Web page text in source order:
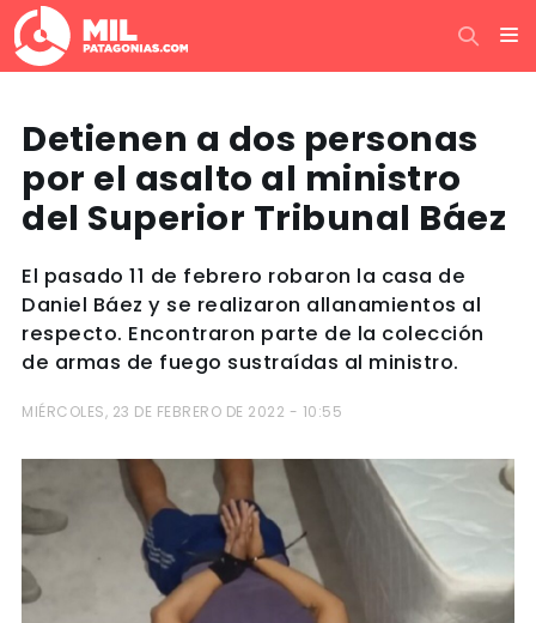
Detienen a dos personas
por el asalto al ministro
del Superior Tribunal Báez
El pasado 11 de febrero robaron la casa de
Daniel Báez y se realizaron allanamientos al
respecto. Encontraron parte de la colección
de armas de fuego sustraídas al ministro.
MIÉRCOLES, 23 DE FEBRERO DE 2022 - 10:55